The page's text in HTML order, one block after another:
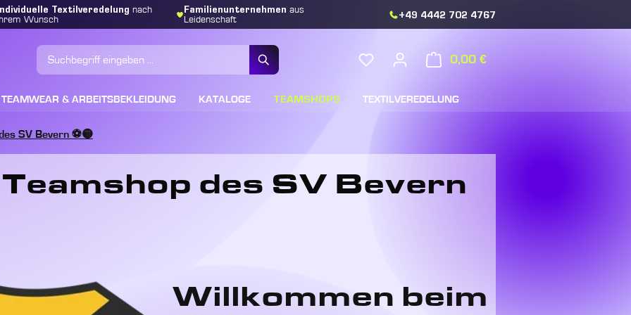
Textilveredelung nach
Wunsch
Familienunternehmen aus
Leidenschaft
+49 4442 702 4767
Du hast 0 Produkte auf dem Merkzettel
0,00 €Warenkorb enthält 0
TEAMWEAR & ARBEITSBEKLEIDUNG KATALOGE TEAMSHOPS TEXTILVEREDELUNG
SV Bevern ⚽🟡
des SV Bevern
Willkommen beim